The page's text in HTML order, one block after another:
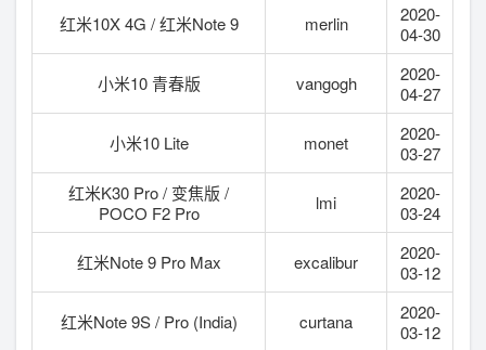
红米10X 4G / 红米Note 9 merlin
2020-
04-30
小米10 青春版 vangogh
2020-
04-27
小米10 Lite monet
2020-
03-27
红米K30 Pro / 变焦版 /
POCO F2 Pro
lmi
2020-
03-24
红米Note 9 Pro Max excalibur
2020-
03-12
红米Note 9S / Pro (India) curtana
2020-
03-12